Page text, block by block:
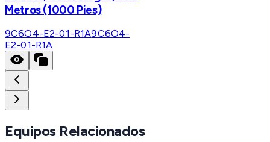
Metros (1000 Pies)
9C6O4-E2-01-R1A9C6O4-
E2-01-R1A
Equipos Relacionados